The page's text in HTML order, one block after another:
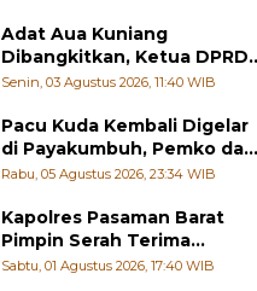
Adat Aua Kuniang
Dibangkitkan, Ketua DPRD
Payakumbuh: Jangan
Hilang Jati Diri
Senin, 03 Agustus 2026, 11:40 WIB
Pacu Kuda Kembali Digelar
di Payakumbuh, Pemko dan
Pordasi Kebut Persiapan!
Rabu, 05 Agustus 2026, 23:34 WIB
Kapolres Pasaman Barat
Pimpin Serah Terima
Jabatan PJU Polres dan
Sabtu, 01 Agustus 2026, 17:40 WIB